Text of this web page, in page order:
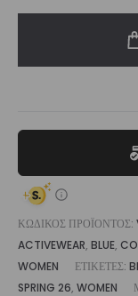
|
ΚΩΔΙΚΌΣ ΠΡΟΪΌΝΤΟΣ:
ACTIVEWEAR, BLUE,
WOMEN
ΕΤΙΚΈΤΕΣ:
SPRING 26, WOMEN